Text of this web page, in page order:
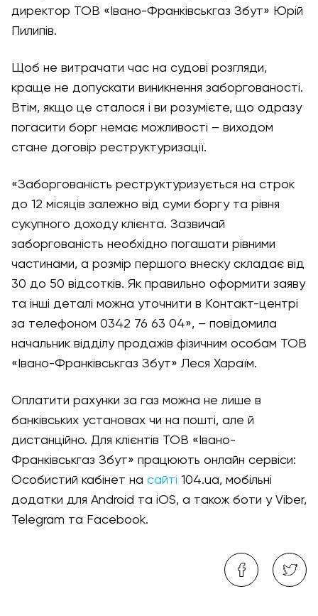
директор ТОВ «Івано-Франківськгаз Збут» Юрій
Пилипів.
Щоб не витрачати час на судові розгляди,
краще не допускати виникнення заборгованості.
Втім, якщо це сталося і ви розумієте, що одразу
погасити борг немає можливості – виходом
стане договір реструктуризації.
«Заборгованість реструктуризується на строк
до 12 місяців залежно від суми боргу та рівня
сукупного доходу клієнта. Зазвичай
заборгованість необхідно погашати рівними
частинами, а розмір першого внеску складає від
30 до 50 відсотків. Як правильно оформити заяву
та інші деталі можна уточнити в Контакт-центрі
за телефоном 0342 76 63 04», – повідомила
начальник відділу продажів фізичним особам ТОВ
«Івано-Франківськгаз Збут» Леся Хараїм.
Оплатити рахунки за газ можна не лише в
банківських установах чи на пошті, але й
дистанційно. Для клієнтів ТОВ «Івано-
Франківськгаз Збут» працюють онлайн сервіси:
Особистий кабінет на сайті 104.ua, мобільні
додатки для Android та iOS, а також боти у Viber,
Telegram та Facebook.